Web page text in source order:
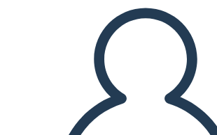
CREAR UN GUIÓN GRÁFICO
JUEGO DE DIAPOSITIVAS
LEERME